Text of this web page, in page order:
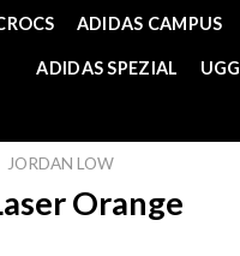
ADIDAS CAMPUS
ADIDAS SPEZIAL UGG
JORDAN LOW
Orange